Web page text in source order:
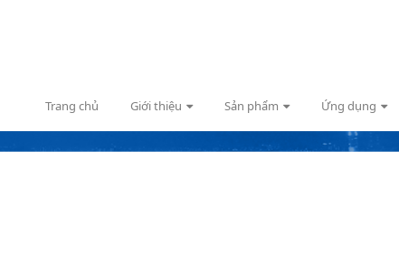
Trang chủ Giới thiệu Sản phẩm Ứng dụng